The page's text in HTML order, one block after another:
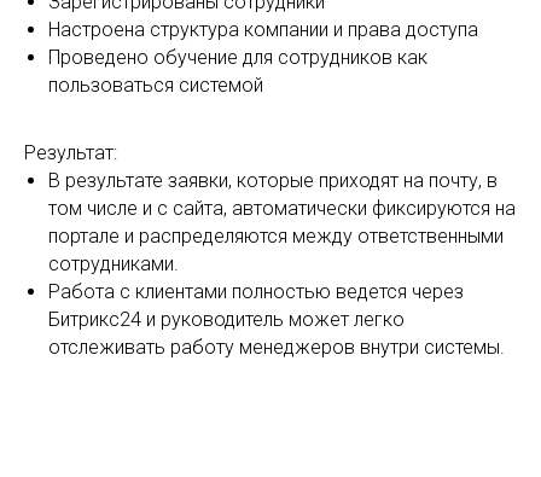
Настроена структура компании и права доступа
Проведено обучение для сотрудников как
пользоваться системой
Результат:
В результате заявки, которые приходят на почту, в
том числе и с сайта, автоматически фиксируются на
портале и распределяются между ответственными
сотрудниками.
Работа с клиентами полностью ведется через
Битрикс24 и руководитель может легко
отслеживать работу менеджеров внутри системы.